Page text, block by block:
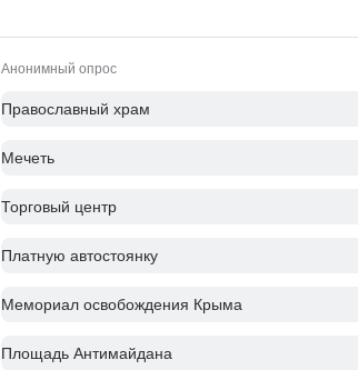
Анонимный опрос
Православный храм
Мечеть
Торговый центр
Платную автостоянку
Мемориал освобождения Крыма
Площадь Антимайдана